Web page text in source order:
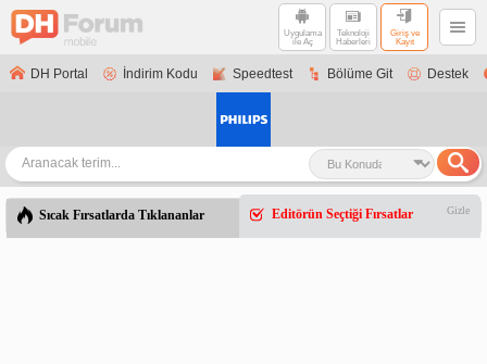
Uygulama
ile Aç
Teknoloji
Haberleri
Giriş ve
Kayıt
DH Portal İndirim Kodu Speedtest Bölüme Git Destek
Sıcak Fırsatlarda Tıklananlar Editörün Seçtiği Fırsatlar Gizle